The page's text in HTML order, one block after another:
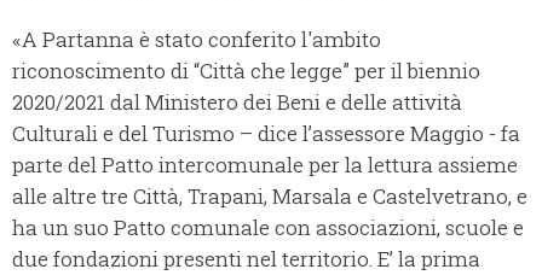
«A Partanna è stato conferito l'ambito
riconoscimento di “Città che legge” per il biennio
2020/2021 dal Ministero dei Beni e delle attività
Culturali e del Turismo – dice l’assessore Maggio - fa
parte del Patto intercomunale per la lettura assieme
alle altre tre Città, Trapani, Marsala e Castelvetrano, e
ha un suo Patto comunale con associazioni, scuole e
due fondazioni presenti nel territorio. E’ la prima